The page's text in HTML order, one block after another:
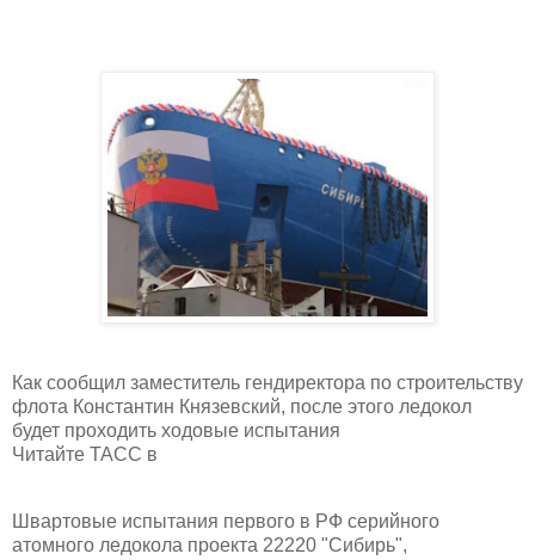
Как сообщил заместитель гендиректора по строительству
флота Константин Князевский, после этого ледокол
будет проходить ходовые испытания
Читайте ТАСС в
Швартовые испытания первого в РФ серийного
атомного ледокола проекта 22220 "Сибирь",